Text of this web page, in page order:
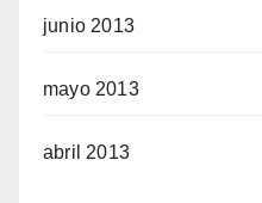
junio 2013
mayo 2013
abril 2013